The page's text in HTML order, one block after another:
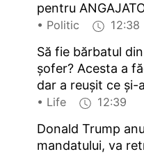
pentru
• Politic 12:38
Să fie bărbatul
şofer? Acesta a
dar a reuşit ce şi-
• Life 12:39
Donald Trump
mandatului, va